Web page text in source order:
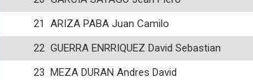
21
ARIZA PABA Juan Camilo
22 GUERRA ENRRIQUEZ David Sebastian
23 MEZA DURAN Andres David